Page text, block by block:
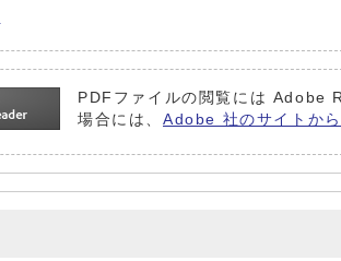
PDFファイルの閲覧には Adobe
場合には、 Adobe 社のサイトか